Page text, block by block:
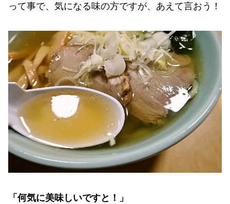
って事で、気になる味の方ですが、あえて言おう！
「何気に美味しいですと！」